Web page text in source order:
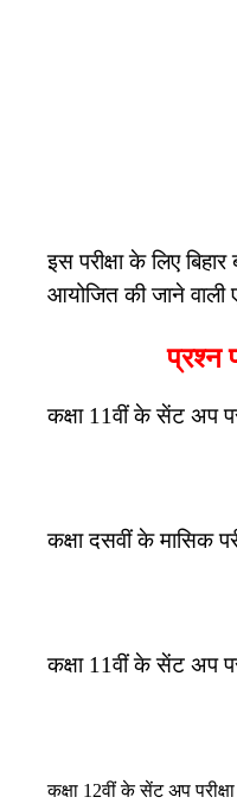
इस परीक्षा के लिए
आयोजित की जाने वाली
प्रश्न
कक्षा 11वीं के सेंट अप
कक्षा दसवीं के मासिक
कक्षा 11वीं के सेंट अप
कक्षा 12वीं के सेंट अप